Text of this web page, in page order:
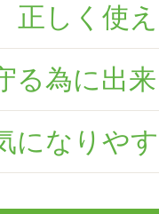
正しく使
る為に出
になりや